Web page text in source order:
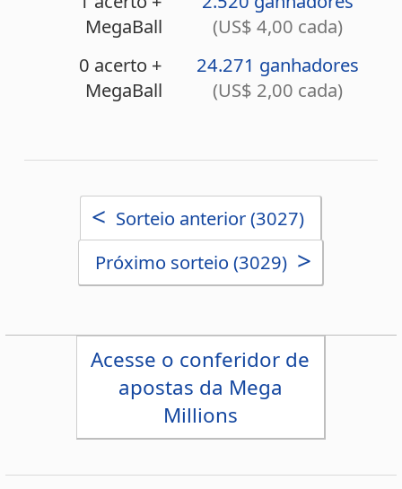
Próximo sorteio (3029) >
Acesse o conferidor de
Millions
Estatísticas da Mega Millions
Palpites Estatísticos da Mega Millions
Análise de Apostas da Mega Millions